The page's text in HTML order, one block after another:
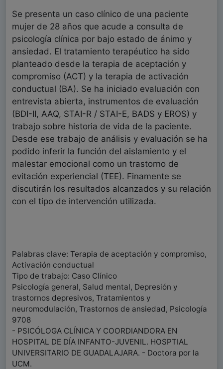
Se presenta un caso clínico de una paciente
mujer de 28 años que acude a consulta de
psicología clínica por bajo estado de ánimo y
ansiedad. El tratamiento terapéutico ha sido
planteado desde la terapia de aceptación y
compromiso (ACT) y la terapia de activación
conductual (BA). Se ha iniciado evaluación con
entrevista abierta, instrumentos de evaluación
(BDI-II, AAQ, STAI-R / STAI-E, BADS y EROS) y
trabajo sobre historia de vida de la paciente.
Desde ese trabajo de análisis y evaluación se ha
podido inferir la función del aislamiento y el
malestar emocional como un trastorno de
evitación experiencial (TEE). Finamente se
discutirán los resultados alcanzados y su relación
con el tipo de intervención utilizada.
Palabras clave: Terapia de aceptación y compromiso,
Activación conductual
Tipo de trabajo: Caso Clínico
Psicología general, Salud mental, Depresión y
trastornos depresivos, Tratamientos y
neuromodulación, Trastornos de ansiedad, Psicología
9708
- PSICÓLOGA CLÍNICA Y COORDIANDORA EN
HOSPITAL DE DÍA INFANTO-JUVENIL. HOSPTIAL
UNIVERSITARIO DE GUADALAJARA. - Doctora por la
UCM.